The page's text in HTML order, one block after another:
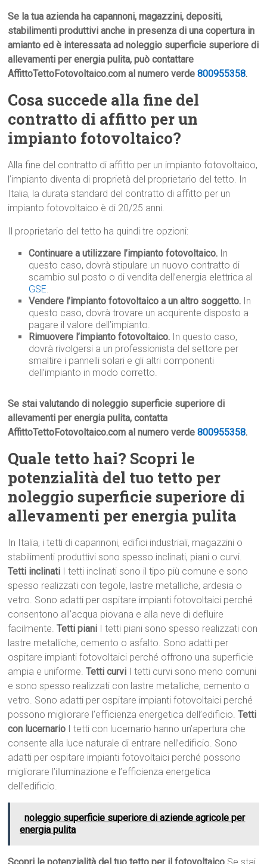
Se la tua azienda ha capannoni, magazzini, depositi,
stabilimenti produttivi anche in presenza di una copertura in
amianto ed è interessata ad noleggio superficie superiore di
allevamenti per energia pulita, può contattare
AffittoTettoFotovoltaico.com al numero verde800955358.
Cosa succede alla fine del
contratto di affitto per un
impianto fotovoltaico?
Alla fine del contratto di affitto per un impianto fotovoltaico,
l’impianto diventa di proprietà del proprietario del tetto. In
Italia, la durata standard del contratto di affitto per un
impianto fotovoltaico è di 20/25 anni.
Il proprietario del tetto ha quindi tre opzioni:
Continuare a utilizzare l’impianto fotovoltaico. In
questo caso, dovrà stipulare un nuovo contratto di
scambio sul posto o di vendita dell’energia elettrica al
GSE.
Vendere l’impianto fotovoltaico a un altro soggetto. In
questo caso, dovrà trovare un acquirente disposto a
pagare il valore dell’impianto.
Rimuovere l’impianto fotovoltaico. In questo caso,
dovrà rivolgersi a un professionista del settore per
smaltire i pannelli solari e gli altri componenti
dell’impianto in modo corretto.
Se stai valutando di noleggio superficie superiore di
allevamenti per energia pulita, contatta
AffittoTettoFotovoltaico.com al numero verde800955358.
Quale tetto hai? Scopri le
potenzialità del tuo tetto per
noleggio superficie superiore di
allevamenti per energia pulita
In Italia, i tetti di capannoni, edifici industriali, magazzini o
stabilimenti produttivi sono spesso inclinati, piani o curvi.
Tetti inclinati I tetti inclinati sono il tipo più comune e sono
spesso realizzati con tegole, lastre metalliche, ardesia o
vetro. Sono adatti per ospitare impianti fotovoltaici perché
consentono all’acqua piovana e alla neve di defluire
facilmente.Tetti piani I tetti piani sono spesso realizzati con
lastre metalliche, cemento o asfalto. Sono adatti per
ospitare impianti fotovoltaici perché offrono una superficie
ampia e uniforme.Tetti curvi I tetti curvi sono meno comuni
e sono spesso realizzati con lastre metalliche, cemento o
vetro. Sono adatti per ospitare impianti fotovoltaici perché
possono migliorare l’efficienza energetica dell’edificio.Tetti
con lucernario I tetti con lucernario hanno un’apertura che
consente alla luce naturale di entrare nell’edificio. Sono
adatti per ospitare impianti fotovoltaici perché possono
migliorare l’illuminazione e l’efficienza energetica
dell’edificio.
noleggio superficie superiore di aziende agricole per
energia pulita